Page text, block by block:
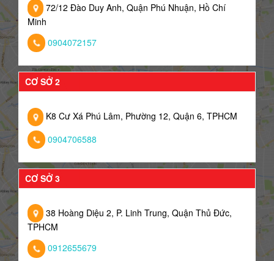
72/12 Đào Duy Anh, Quận Phú Nhuận, Hồ Chí
Minh
0904072157
CƠ SỞ 2
K8 Cư Xá Phú Lâm, Phường 12, Quận 6, TPHCM
0904706588
CƠ SỞ 3
38 Hoàng Diệu 2, P. Linh Trung, Quận Thủ Đức,
TPHCM
0912655679